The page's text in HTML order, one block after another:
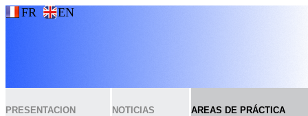
FR EN
PRESENTACION NOTICIAS AREAS DE PRÁCTICA